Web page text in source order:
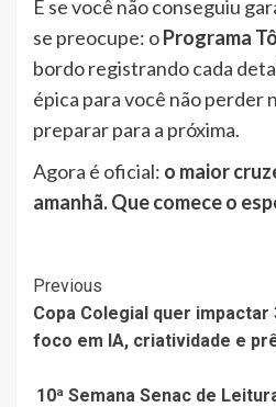
E se você não conseguiu
se preocupe: oPrograma
bordo registrando cada
épica para você não perder
preparar para a próxima.
Agora é oficial: o maior
amanhã. Que comece o
Post
Navigation
Previous
Copa Colegial quer impactar
foco em IA, criatividade e
10ª Semana Senac de